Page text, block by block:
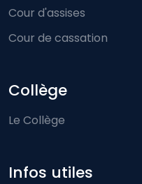
Cour d'assises
Cour de cassation
Collège
Le Collège
Infos utiles